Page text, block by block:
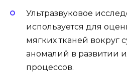
Ультразвуковое
используется для
мягких тканей вокруг
аномалий в развитии
процессов.